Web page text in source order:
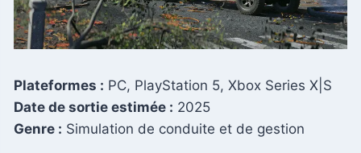
Plateformes : PC, PlayStation 5, Xbox Series X|S
Date de sortie estimée : 2025
Genre : Simulation de conduite et de gestion